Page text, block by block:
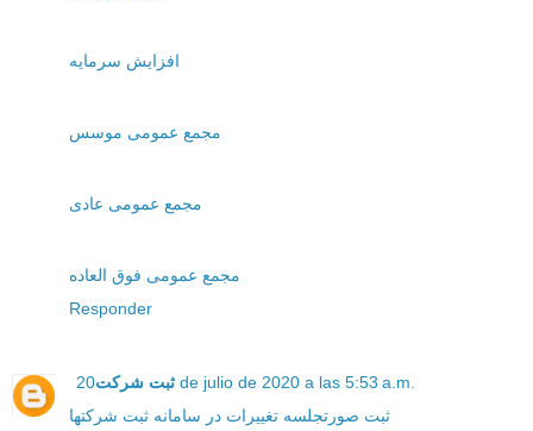
افزایش سرمایه
مجمع عمومی موسس
مجمع عمومی عادی
مجمع عمومی فوق العاده
Responder
ثبت شرکت 20 de julio de 2020 a las 5:53 a.m.
ثبت صورتجلسه تغییرات در سامانه ثبت شرکتها